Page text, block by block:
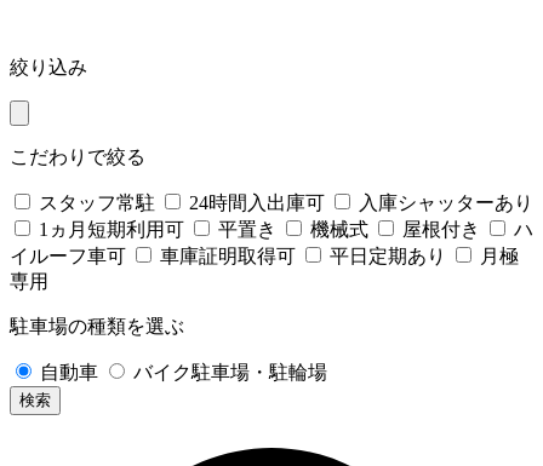
絞り込み
こだわりで絞る
スタッフ常駐 24時間入出庫可
入庫シャッターあり
1ヵ月短期利用可
平置き 機械式 屋根付き
ハ
イルーフ車可
車庫証明取得可 平日定期あり
月極
専用
駐車場の種類を選ぶ
自動車 バイク駐車場・駐輪場
検索